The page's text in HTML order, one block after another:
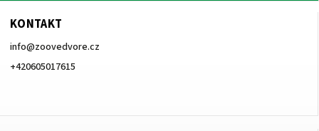
KONTAKT
info@zoovedvore.cz
+420605017615